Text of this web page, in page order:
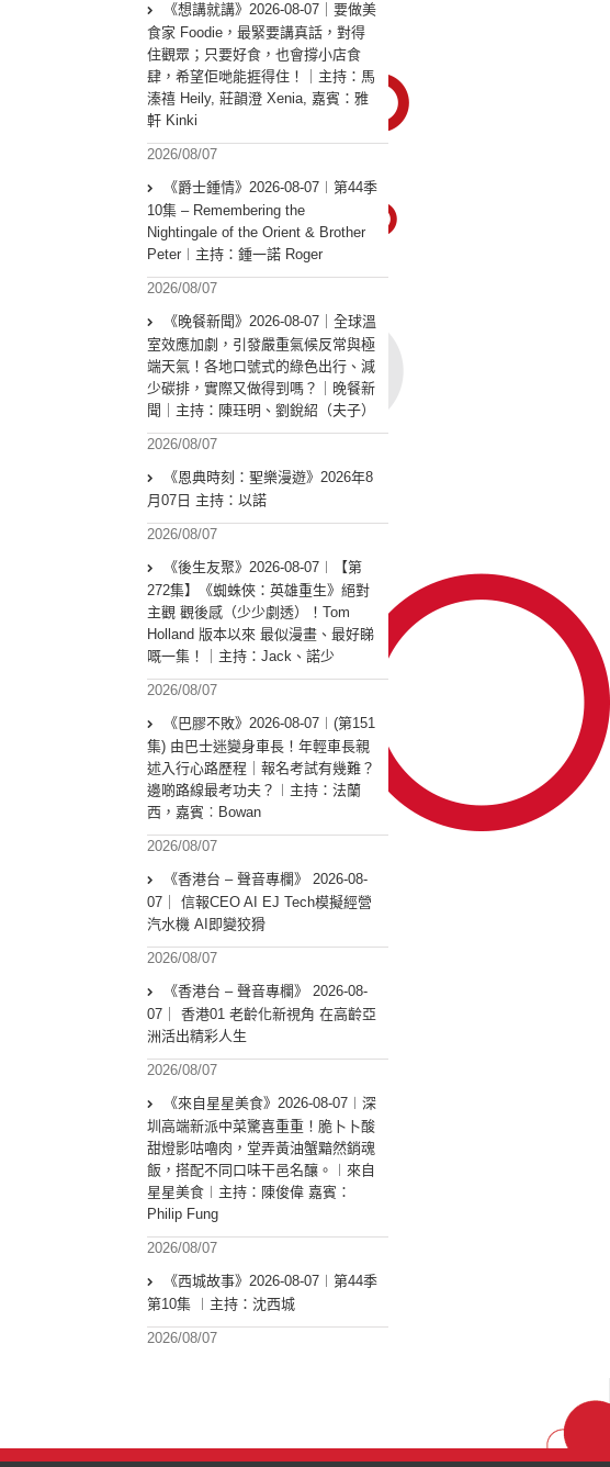
《想講就講》2026-08-07｜要做美
食家 Foodie，最緊要講真話，對得
住觀眾；只要好食，也會撐小店食
肆，希望佢哋能捱得住！｜主持：馬
溱禧 Heily, 莊韻澄 Xenia, 嘉賓：雅
軒 Kinki
2026/08/07
《爵士鍾情》2026-08-07︱第44季
10集 – Remembering the
Nightingale of the Orient & Brother
Peter︱主持：鍾一諾 Roger
2026/08/07
《晚餐新聞》2026-08-07｜全球溫
室效應加劇，引發嚴重氣候反常與極
端天氣！各地口號式的綠色出行、減
少碳排，實際又做得到嗎？｜晚餐新
聞｜主持：陳珏明、劉銳紹（夫子）
2026/08/07
《恩典時刻：聖樂漫遊》2026年8
月07日 主持：以諾
2026/08/07
《後生友聚》2026-08-07︱【第
272集】《蜘蛛俠：英雄重生》絕對
主觀 觀後感（少少劇透）！Tom
Holland 版本以來 最似漫畫、最好睇
嘅一集！｜主持：Jack、諾少
2026/08/07
《巴膠不敗》2026-08-07︱(第151
集) 由巴士迷變身車長！年輕車長親
述入行心路歷程｜報名考試有幾難？
邊啲路線最考功夫？︱主持：法蘭
西，嘉賓︰Bowan
2026/08/07
《香港台 – 聲音專欄》 2026-08-
07｜ 信報CEO AI EJ Tech模擬經營
汽水機 AI即變狡猾
2026/08/07
《香港台 – 聲音專欄》 2026-08-
07｜ 香港01 老齡化新視角 在高齡亞
洲活出精彩人生
2026/08/07
《來自星星美食》2026-08-07︱深
圳高端新派中菜驚喜重重！脆卜卜酸
甜燈影咕嚕肉，堂弄黃油蟹黯然銷魂
飯，搭配不同口味干邑名釀。︱來自
星星美食︱主持：陳俊偉 嘉賓：
Philip Fung
2026/08/07
《西城故事》2026-08-07︱第44季
第10集 ︱主持：沈西城
2026/08/07